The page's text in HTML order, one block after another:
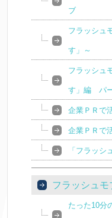
ブ
フラッシュ
す」～
フラッシュ
す」編 パ
企業ＰＲで
企業ＰＲで
「フラッシ
フラッシュ
たった10分